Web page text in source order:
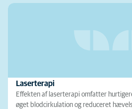
Laserterapi
Effekten af laserterapi omfatter
øget blodcirkulation og reduceret